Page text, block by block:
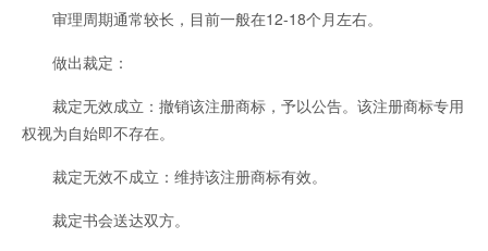
审理周期通常较长，目前一般在12-18个月左右。
做出裁定：
裁定无效成立：撤销该注册商标，予以公告。该注册商标专用
权视为自始即不存在。
裁定无效不成立：维持该注册商标有效。
裁定书会送达双方。